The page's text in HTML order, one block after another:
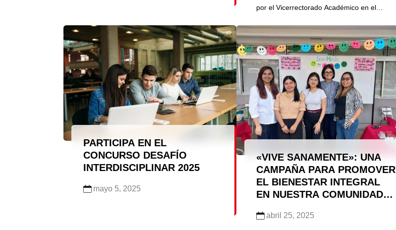
primera edición fue impulsada por
la Dirección Universitaria de Gestión
Académica, en coordinación con los
responsables de tutoría […]
por el Vicerrectorado Académico en el
reunió a autoridades, docentes y
estudiantes. Durante la ceremonia
reconocimos a los equipos y docentes que,
mediante propuestas creativas y
colaborativas, fortalecen la calidad de la
enseñanza y […]
PARTICIPA EN EL
CONCURSO DESAFÍO
INTERDISCIPLINAR 2025
mayo 5, 2025
«VIVE SANAMENTE»: UNA
CAMPAÑA PARA PROMOVER
EL BIENESTAR INTEGRAL
EN NUESTRA COMUNIDAD
abril 25, 2025